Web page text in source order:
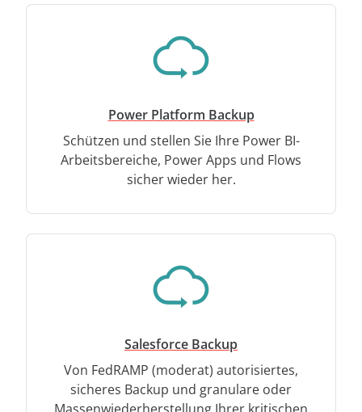
Power Platform Backup
Schützen und stellen Sie Ihre Power BI-
Arbeitsbereiche, Power Apps und Flows
sicher wieder her.
Salesforce Backup
Von FedRAMP (moderat) autorisiertes,
sicheres Backup und granulare oder